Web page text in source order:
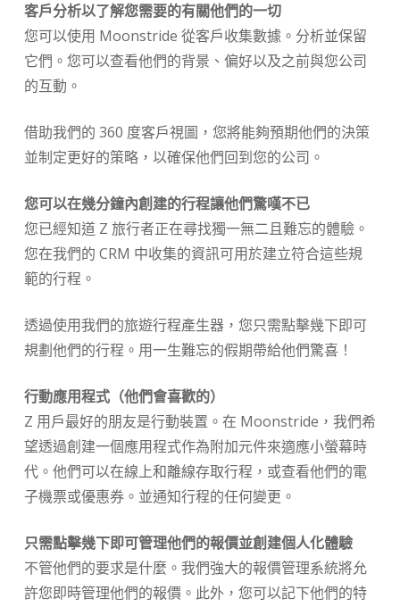
客戶分析以了解您需要的有關他們的一切
您可以使用 Moonstride 從客戶收集數據。分析並保留
它們。您可以查看他們的背景、偏好以及之前與您公司
的互動。
借助我們的 360 度客戶視圖，您將能夠預期他們的決策
並制定更好的策略，以確保他們回到您的公司。
您可以在幾分鐘內創建的行程讓他們驚嘆不已
您已經知道 Z 旅行者正在尋找獨一無二且難忘的體驗。
您在我們的 CRM 中收集的資訊可用於建立符合這些規
範的行程。
透過使用我們的旅遊行程產生器，您只需點擊幾下即可
規劃他們的行程。用一生難忘的假期帶給他們驚喜！
行動應用程式（他們會喜歡的）
Z 用戶最好的朋友是行動裝置。在 Moonstride，我們希
望透過創建一個應用程式作為附加元件來適應小螢幕時
代。他們可以在線上和離線存取行程，或查看他們的電
子機票或優惠券。並通知行程的任何變更。
只需點擊幾下即可管理他們的報價並創建個人化體驗
不管他們的要求是什麼。我們強大的報價管理系統將允
許您即時管理他們的報價。此外，您可以記下他們的特